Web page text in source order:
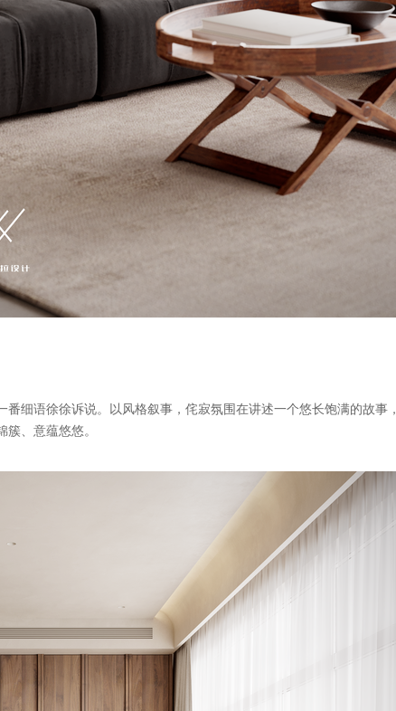
细语徐徐诉说。以风格叙事，侘寂氛围在讲述一个悠长饱满的故事，
、意蕴悠悠。